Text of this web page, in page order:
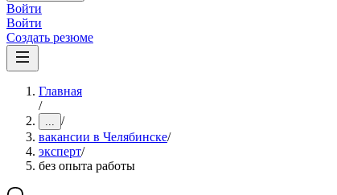
Войти
Войти
Создать резюме
Главная
/
... /
вакансии в Челябинске/
эксперт/
без опыта работы